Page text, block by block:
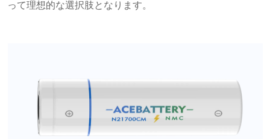
って理想的な選択肢となります。